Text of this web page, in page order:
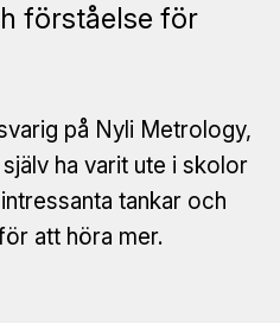
förståelse för
på Nyli Metrology,
ha varit ute i skolor
tankar och
att höra mer.